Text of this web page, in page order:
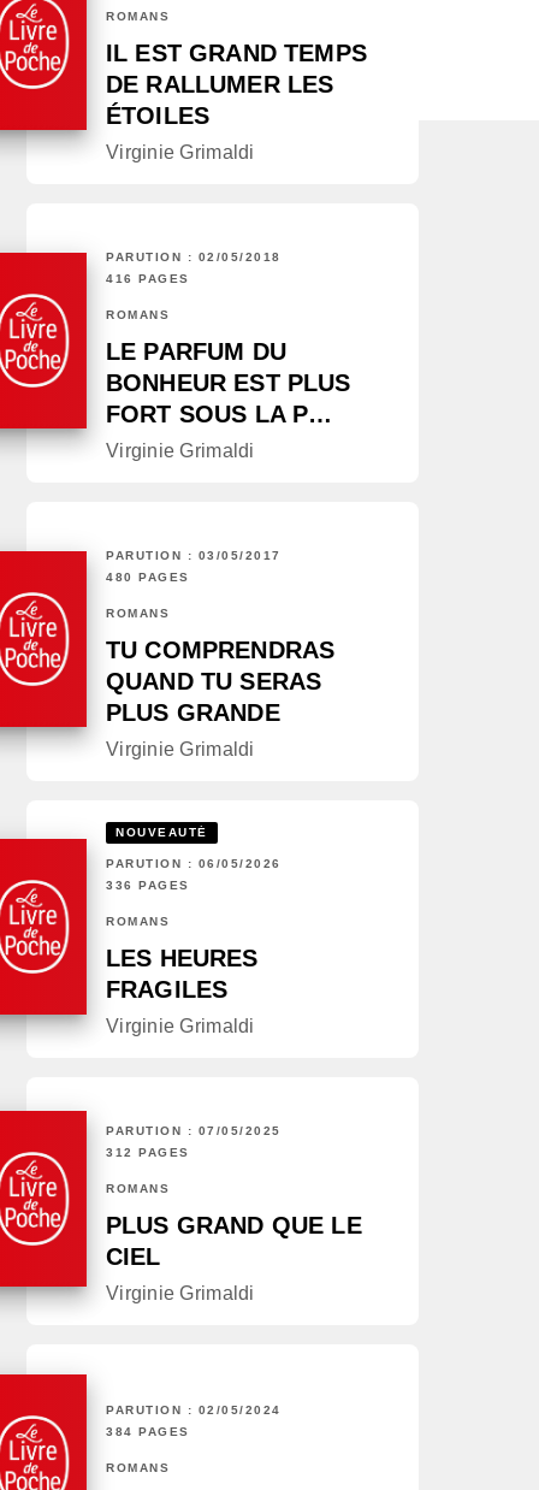
ROMANS
IL EST GRAND TEMPS
DE RALLUMER LES
ÉTOILES
Virginie Grimaldi
PARUTION : 02/05/2018
416 PAGES
ROMANS
LE PARFUM DU
BONHEUR EST PLUS
FORT SOUS LA P…
Virginie Grimaldi
PARUTION : 03/05/2017
480 PAGES
ROMANS
TU COMPRENDRAS
QUAND TU SERAS
PLUS GRANDE
Virginie Grimaldi
NOUVEAUTÉ
PARUTION : 06/05/2026
336 PAGES
ROMANS
LES HEURES
FRAGILES
Virginie Grimaldi
PARUTION : 07/05/2025
312 PAGES
ROMANS
PLUS GRAND QUE LE
CIEL
Virginie Grimaldi
PARUTION : 02/05/2024
384 PAGES
ROMANS